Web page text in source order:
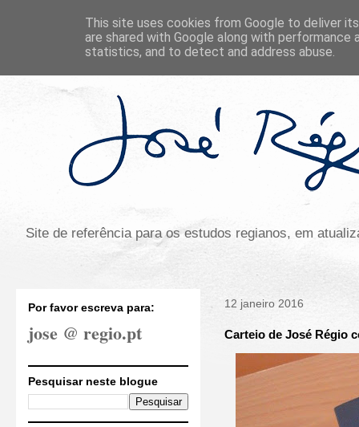
Site de referência para os estudos regianos, em
12 janeiro 2016
Carteio de José Régio
Por favor escreva para:
jose @ regio.pt
Pesquisar neste blogue
This site uses cookies from Google to deliver
are shared with Google along with
statistics, and to detect and address abuse.